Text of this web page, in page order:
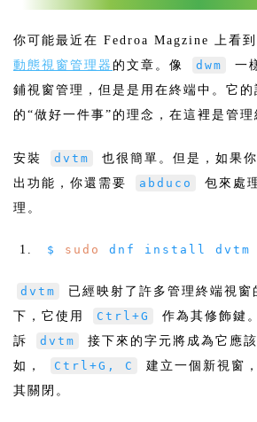
你可能最近在 Fedroa Magzine 上看
動態視窗管理器 的文章。像 dwm 一
鋪視窗管理，但是是用在終端中。它
的“做好一件事”的理念，在這裡是管理
安裝 dvtm
也很簡單。但是，如果
出功能，你還需要
abduco
包來處
理。
$ sudo dnf install dvtm
dvtm
已經映射了許多管理終端視窗
下，它使用
Ctrl+G
作為其修飾鍵
訴
dvtm
接下來的字元將成為它應
如，
Ctrl+G, C 建立一個新視窗，
其關閉。